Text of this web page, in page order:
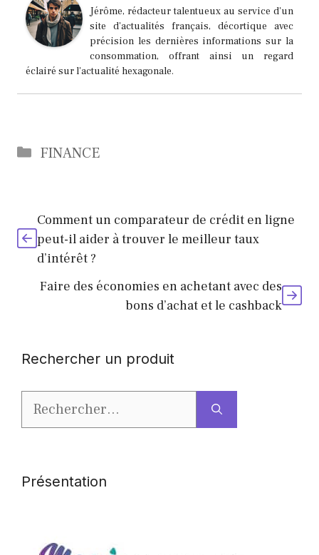
Jérôme, rédacteur talentueux au service d'un
site d'actualités français, décortique avec
précision les dernières informations sur la
consommation, offrant ainsi un regard
éclairé sur l'actualité hexagonale.
Catégories
FINANCE
Comment un comparateur de crédit en ligne
peut-il aider à trouver le meilleur taux
d’intérêt ?
Faire des économies en achetant avec des
bons d’achat et le cashback
Rechercher un produit
Rechercher :
Présentation